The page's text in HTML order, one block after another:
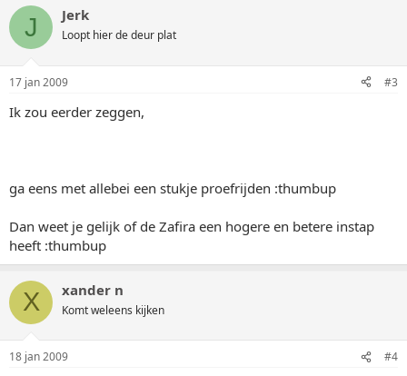
J Jerk
Loopt hier de deur plat
17 jan 2009 #3
Ik zou eerder zeggen,
ga eens met allebei een stukje proefrijden :thumbup
Dan weet je gelijk of de Zafira een hogere en betere instap
heeft :thumbup
X xander n
Komt weleens kijken
18 jan 2009 #4